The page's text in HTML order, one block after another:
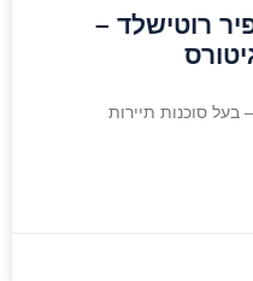
רוטישלד –
סוכנות תיירות